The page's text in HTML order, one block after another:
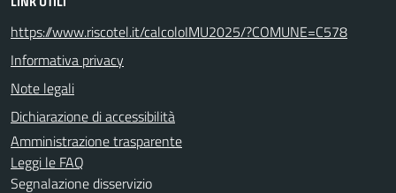
https://www.riscotel.it/calcoloIMU2025/?COMUNE=C578
Informativa privacy
Note legali
Dichiarazione di accessibilità
Amministrazione trasparente
Leggi le FAQ
Segnalazione disservizio